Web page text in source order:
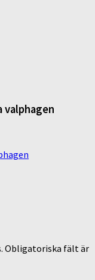
valphagen
Obligatoriska fält är